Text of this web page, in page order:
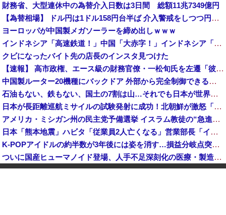
財務省、大型連休中の為替介入日数は3日間 総額11兆7349億円
【為替相場】 ドル円は1ドル158円台半ば 介入警戒をしつつ円売りが続行
ヨーロッパが中国製メガソーラーを締め出しｗｗｗ
インドネシア「高速鉄道！」中国「大赤字！」インドネシア「運営会社の株式購入！（負債対策」中国「はい（巨額負債」インドネシア「700km延伸計画！（実質中止」→
クビになったバイト先の店長のインスタ見つけた
【速報】 高市政権、エース級の財務官僚・一松旬氏を左遷「彼は協力的でなかった」財務省の言いなりではないことが判明
中国製ルーター20機種にバックドア 外部から完全制御できる機能が仕込まれていた
石油もない、鉄もない、国土の7割は山…それでも日本が世界屈指の経済大国になれた「勤勉さ」以外の勝因！
日本が長距離巡航ミサイルの試験発射に成功！北朝鮮が激怒「日本が戦争国家になろうとしている」「絶対に傍観しない、必ず後悔させる」
アメリカ・ミシガン州の民主党予備選挙 イスラム教徒の“急進左派”候補が勝利確実に⋯トランプ氏は批判
日本「熊本地震」ハビタ「従業員2人亡くなる」営業部長「イオンのスタッフに制止されなかった」日本「部長が連絡後の店員行動を証言（謎」イオン「再入館可能の事実ない」→
K-POPアイドルの約半数が3年後には姿を消す…損益分岐点突破は4％未満
ついに国産ヒューマノイド登場、人手不足深刻化の医療・製造現場などでの活用想定！
【衝撃】 中国製ルーター20機種にバックドア発見！ ネットに繋ぐだけで35秒ごとに中国のサーバーと通信